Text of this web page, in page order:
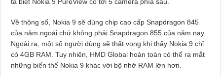
Về thông số, Nokia 9 sẽ dùng chip cao cấp Snapdragon 845
của năm ngoái chứ không phải Snapdragon 855 của năm nay.
Ngoài ra, một số người dùng sẽ thất vọng khi thấy Nokia 9 chỉ
có 4GB RAM. Tuy nhiên, HMD Global hoàn toàn có thể ra mắt
những biến thể Nokia 9 khác với bộ nhớ RAM lớn hơn.